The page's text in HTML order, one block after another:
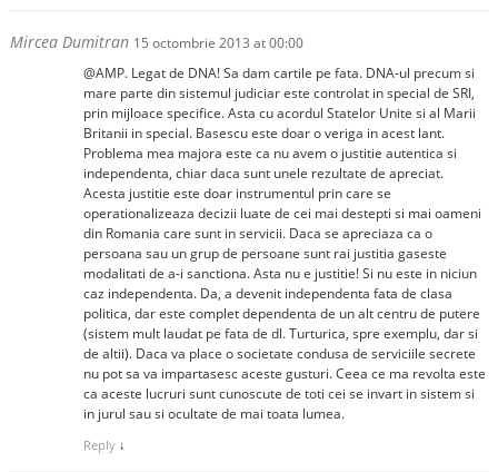
Mircea Dumitran 15 octombrie 2013 at 00:00
@AMP. Legat de DNA! Sa dam cartile pe fata. DNA-ul precum si
mare parte din sistemul judiciar este controlat in special de SRI,
prin mijloace specifice. Asta cu acordul Statelor Unite si al Marii
Britanii in special. Basescu este doar o veriga in acest lant.
Problema mea majora este ca nu avem o justitie autentica si
independenta, chiar daca sunt unele rezultate de apreciat.
Acesta justitie este doar instrumentul prin care se
operationalizeaza decizii luate de cei mai destepti si mai oameni
din Romania care sunt in servicii. Daca se apreciaza ca o
persoana sau un grup de persoane sunt rai justitia gaseste
modalitati de a-i sanctiona. Asta nu e justitie! Si nu este in niciun
caz independenta. Da, a devenit independenta fata de clasa
politica, dar este complet dependenta de un alt centru de putere
(sistem mult laudat pe fata de dl. Turturica, spre exemplu, dar si
de altii). Daca va place o societate condusa de serviciile secrete
nu pot sa va impartasesc aceste gusturi. Ceea ce ma revolta este
ca aceste lucruri sunt cunoscute de toti cei se invart in sistem si
in jurul sau si ocultate de mai toata lumea.
Reply ↓